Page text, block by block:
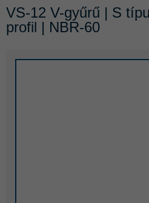
VS-12 V-gyűrű | S
profil | NBR-60